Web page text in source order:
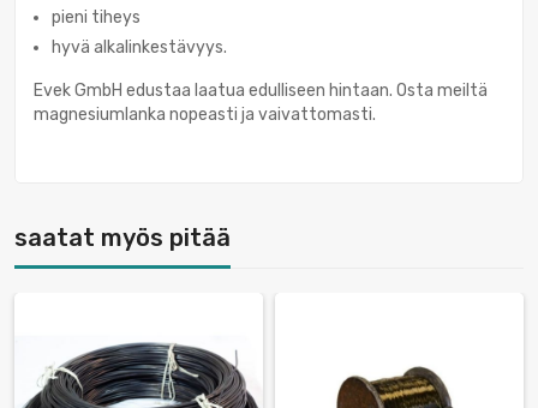
pieni tiheys
hyvä alkalinkestävyys.
Evek GmbH edustaa laatua edulliseen hintaan. Osta meiltä
magnesiumlanka nopeasti ja vaivattomasti.
saatat myös pitää